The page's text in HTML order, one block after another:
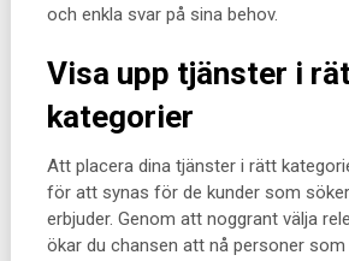
och enkla svar på sina behov.
Visa upp tjänster i
kategorier
Att placera dina tjänster i rätt
för att synas för de kunder som
erbjuder. Genom att noggrant välja
ökar du chansen att nå personer som